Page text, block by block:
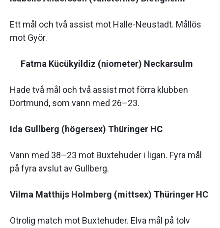
Ett mål och två assist mot Halle-Neustadt. Mållös
mot Györ.
Fatma Kücükyildiz (niometer) Neckarsulm
Hade två mål och två assist mot förra klubben
Dortmund, som vann med 26–23.
Ida Gullberg (högersex) Thüringer HC
Vann med 38–23 mot Buxtehuder i ligan. Fyra mål
på fyra avslut av Gullberg.
Vilma Matthijs Holmberg (mittsex) Thüringer HC
Otrolig match mot Buxtehuder. Elva mål på tolv